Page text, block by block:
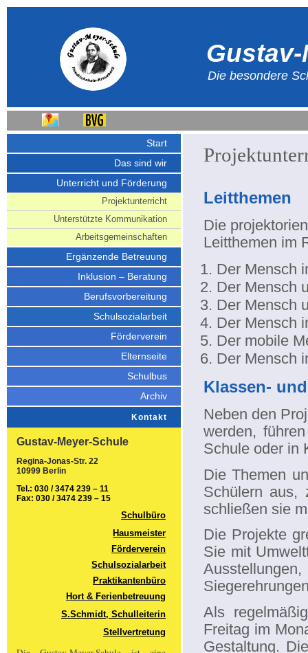
Start
Das sind wir
Unterricht und Förderung
Projektunterricht
Unterstützte Kommunikation
Arbeitsgemeinschaften
Ergänzende Betreuung
Inklusion – Beratung
Berufsvorbereitung
Schulsozialarbeit
Förderverein
Elternseite
Schulbus
Archiv
Kontakt
Gustav-Meyer-Schule
Regina-Jonas-Str. 22
10999 Berlin
Tel.: 030 / 3474 239 – 11
Fax: 030 / 3474 239 – 15
Schulbüro
Hausmeister
Förderverein
Schulsozialarbeit
Praktikantenbüro
Hort & Ferienbetreuung
S.Schmidt, Schulleiterin
Stellvertretung
Die besondere
Leitthemen
Die
Leitthemen im
Der Mensch
Der Mensch
Der Mensch
Der Mensch
Der mobile
Der Mensch
Klassen-
Neben den
werden,
Schule oder in
Die Themen
Schülern aus,
schließen sie
Die Projekte
Sie mit
Als
Freitag im
Gestaltung.